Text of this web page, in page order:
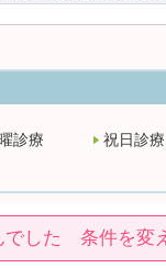
診療 祝日診療
でした 条件を